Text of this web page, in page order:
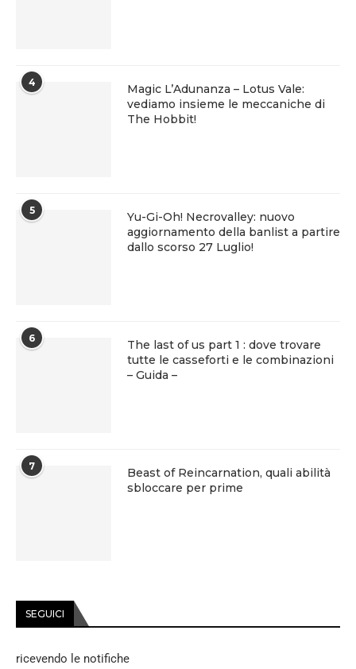
4
Magic L’Adunanza – Lotus Vale:
vediamo insieme le meccaniche di
The Hobbit!
5
Yu-Gi-Oh! Necrovalley: nuovo
aggiornamento della banlist a partire
dallo scorso 27 Luglio!
6
The last of us part 1 : dove trovare
tutte le casseforti e le combinazioni
– Guida –
7
Beast of Reincarnation, quali abilità
sbloccare per prime
SEGUICI
ricevendo le notifiche